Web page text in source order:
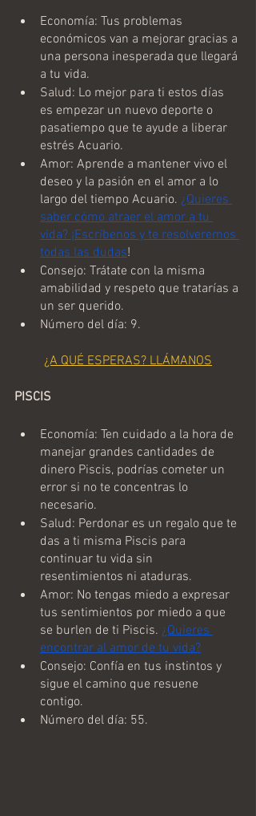
Economía: Tus problemas
económicos van a mejorar gracias a
una persona inesperada que llegará
a tu vida.
Salud: Lo mejor para ti estos días
es empezar un nuevo deporte o
pasatiempo que te ayude a liberar
estrés Acuario.
Amor: Aprende a mantener vivo el
deseo y la pasión en el amor a lo
largo del tiempo Acuario. ¿Quieres
saber cómo atraer el amor a tu
vida? ¡Escríbenos y te resolveremos
todas las dudas!
Consejo: Trátate con la misma
amabilidad y respeto que tratarías a
un ser querido.
Número del día: 9.
¿A QUÉ ESPERAS? LLÁMANOS
PISCIS
Economía: Ten cuidado a la hora de
manejar grandes cantidades de
dinero Piscis, podrías cometer un
error si no te concentras lo
necesario.
Salud: Perdonar es un regalo que te
das a ti misma Piscis para
continuar tu vida sin
resentimientos ni ataduras.
Amor: No tengas miedo a expresar
tus sentimientos por miedo a que
se burlen de ti Piscis. ¿Quieres
encontrar al amor de tu vida?
Consejo: Confía en tus instintos y
sigue el camino que resuene
contigo.
Número del día: 55.